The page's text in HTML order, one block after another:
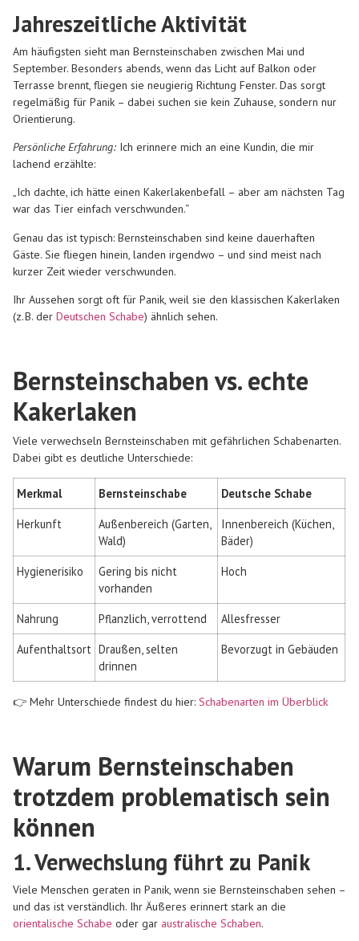
Jahreszeitliche Aktivität
Am häufigsten sieht man Bernsteinschaben zwischen Mai und
September. Besonders abends, wenn das Licht auf Balkon oder
Terrasse brennt, fliegen sie neugierig Richtung Fenster. Das sorgt
regelmäßig für Panik – dabei suchen sie kein Zuhause, sondern nur
Orientierung.
Persönliche Erfahrung: Ich erinnere mich an eine Kundin, die mir
lachend erzählte:
„Ich dachte, ich hätte einen Kakerlakenbefall – aber am nächsten Tag
war das Tier einfach verschwunden.“
Genau das ist typisch: Bernsteinschaben sind keine dauerhaften
Gäste. Sie fliegen hinein, landen irgendwo – und sind meist nach
kurzer Zeit wieder verschwunden.
Ihr Aussehen sorgt oft für Panik, weil sie den klassischen Kakerlaken
(z. B. der Deutschen Schabe) ähnlich sehen.
Bernsteinschaben vs. echte
Kakerlaken
Viele verwechseln Bernsteinschaben mit gefährlichen Schabenarten.
Dabei gibt es deutliche Unterschiede:
Merkmal Bernsteinschabe
Deutsche Schabe
Herkunft
Außenbereich (Garten,
Wald)
Innenbereich (Küchen,
Bäder)
Hygienerisiko
Gering bis nicht
vorhanden
Hoch
Nahrung Pflanzlich, verrottend
Allesfresser
Aufenthaltsort Draußen, selten
drinnen
Bevorzugt in Gebäuden
👉 Mehr Unterschiede findest du hier: Schabenarten im Überblick
Warum Bernsteinschaben
trotzdem problematisch sein
können
1. Verwechslung führt zu Panik
Viele Menschen geraten in Panik, wenn sie Bernsteinschaben sehen –
und das ist verständlich. Ihr Äußeres erinnert stark an die
orientalische Schabe oder gar australische Schaben.